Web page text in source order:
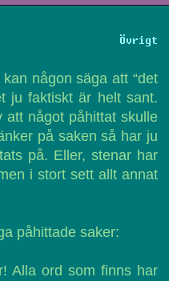
Övrigt
någon säga att “det
ju faktiskt är helt sant.
att något påhittat skulle
på saken så har ju
på. Eller, stenar har
i stort sett allt annat
påhittade saker:
Alla ord som finns har